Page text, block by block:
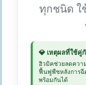
ทุกชนิด ใ
💎 เหตุผลที่ใช้คู่
ฮิวมิคช่วยลดควา
ฟื้นฟูพืชหลังการฉี
พร้อมกันได้